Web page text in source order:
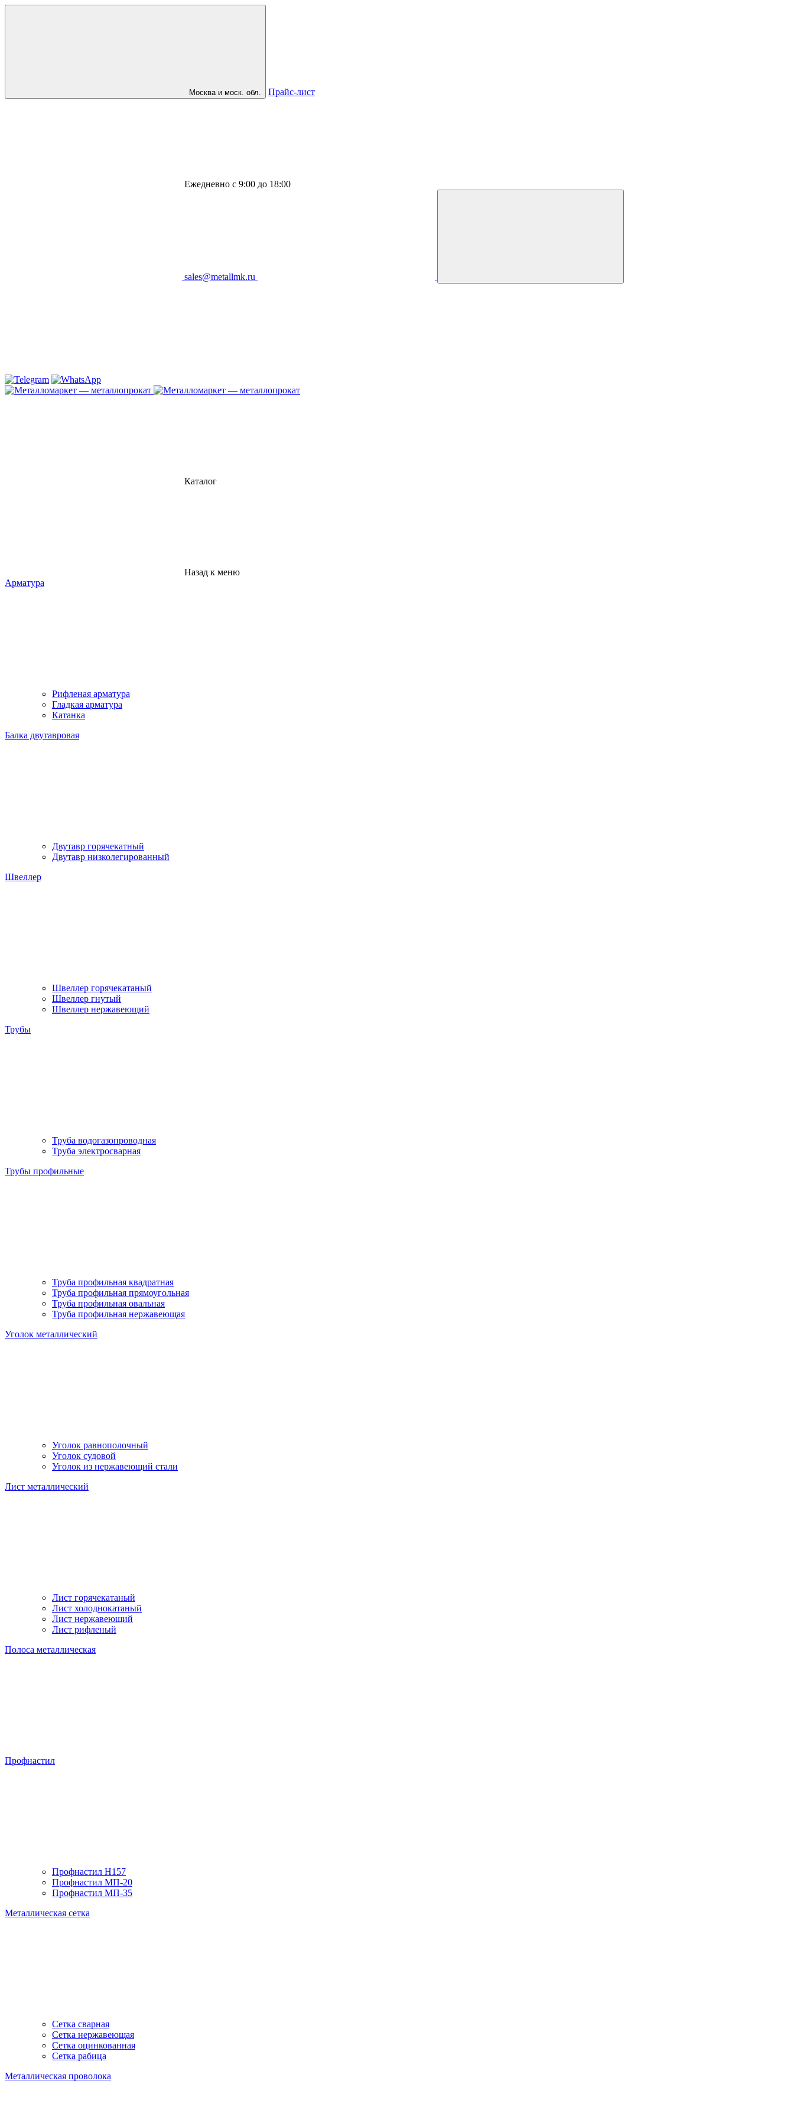
Москва и моск. обл. Прайс-лист
Ежедневно с 9:00 до 18:00
sales@metallmk.ru
Каталог
Назад к меню
Арматура
Рифленая арматура
Гладкая арматура
Катанка
Балка двутавровая
Двутавр горячекатный
Двутавр низколегированный
Швеллер
Швеллер горячекатаный
Швеллер гнутый
Швеллер нержавеющий
Трубы
Труба водогазопроводная
Труба электросварная
Трубы профильные
Труба профильная квадратная
Труба профильная прямоугольная
Труба профильная овальная
Труба профильная нержавеющая
Уголок металлический
Уголок равнополочный
Уголок судовой
Уголок из нержавеющий стали
Лист металлический
Лист горячекатаный
Лист холоднокатаный
Лист нержавеющий
Лист рифленый
Полоса металлическая
Профнастил
Профнастил H157
Профнастил МП-20
Профнастил МП-35
Металлическая сетка
Сетка сварная
Сетка нержавеющая
Сетка оцинкованная
Сетка рабица
Металлическая проволока